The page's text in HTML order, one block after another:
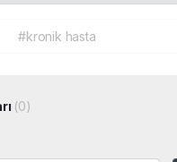
#kronik hasta
(0)